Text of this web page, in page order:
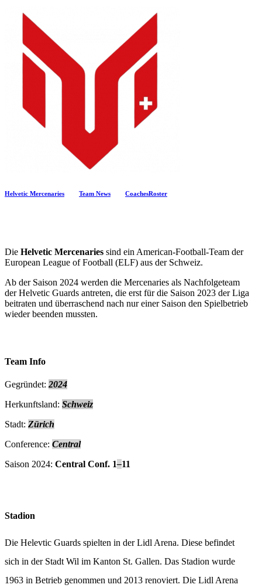
Helvetic Mercenaries Team News CoachesRoster
Die Helvetic Mercenaries sind ein American-Football-Team der
European League of Football (ELF) aus der Schweiz.
Ab der Saison 2024 werden die Mercenaries als Nachfolgeteam
der Helvetic Guards antreten, die erst für die Saison 2023 der Liga
beitraten und überraschend nach nur einer Saison den Spielbetrieb
wieder beenden mussten.
Team Info
Gegründet: 2024
Herkunftsland: Schweiz
Stadt: Zürich
Conference: Central
Saison 2024: Central Conf. 1–11
Stadion
Die Helevtic Guards spielten in der Lidl Arena. Diese befindet
sich in der Stadt Wil im Kanton St. Gallen. Das Stadion wurde
1963 in Betrieb genommen und 2013 renoviert. Die Lidl Arena